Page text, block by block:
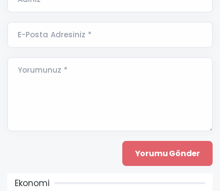
E-Posta Adresiniz *
Yorumunuz *
Ekonomi